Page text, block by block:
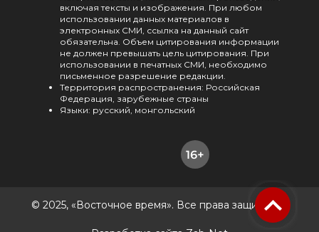
включая тексты и изображения. При любом
использовании данных материалов в
электронных СМИ, ссылка на данный сайт
обязательна. Объем цитирования информации
не должен превышать цель цитирования. При
использовании в печатных СМИ, необходимо
письменное разрешение редакции.
Территория распространения: Российская
Федерация, зарубежные страны
Языки: русский, монгольский
© 2025, «Восточное время». Все права защищены.